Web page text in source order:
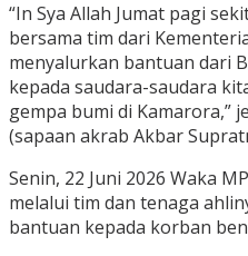
“In Sya Allah Jumat pagi
bersama tim dari
menyalurkan bantuan dari
kepada saudara-saudara
gempa bumi di Kamarora,”
(sapaan akrab Akbar
Senin, 22 Juni 2026 Waka
melalui tim dan tenaga
bantuan kepada korban